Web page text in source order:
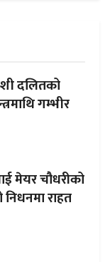
दलितको
गम्भीर
मेयर चौधरीको
राहत